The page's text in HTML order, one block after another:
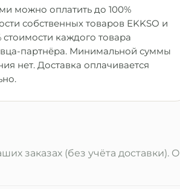
можно оплатить до 100%
собственных товаров EKKSO и
стоимости каждого товара
партнёра. Минимальной суммы
нет. Доставка оплачивается
заказах (без учёта доставки).